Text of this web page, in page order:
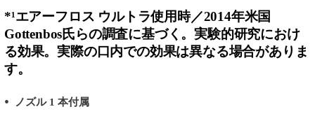
*¹エアーフロス ウルトラ使用時／2014年米国
Gottenbos氏らの調査に基づく。実験的研究におけ
る効果。実際の口内での効果は異なる場合がありま
す。
ノズル 1 本付属